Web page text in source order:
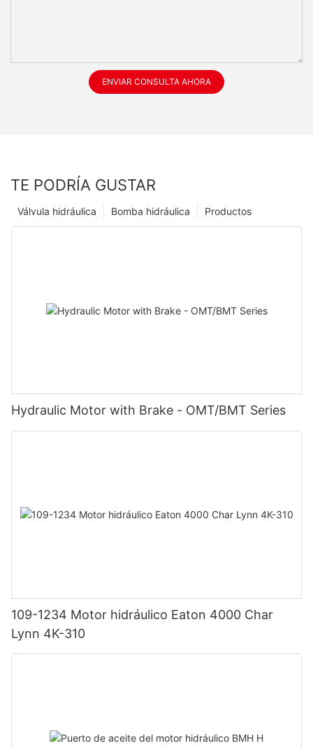
ENVIAR CONSULTA AHORA
TE PODRÍA GUSTAR
Productos
Bomba hidráulica
Válvula hidráulica
Hydraulic Motor with Brake - OMT/BMT Series
109-1234 Motor hidráulico Eaton 4000 Char
Lynn 4K-310